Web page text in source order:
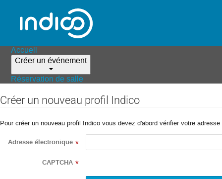
Accueil
Créer un événement
Réservation de salle
Créer un nouveau profil Indico
Pour créer un nouveau profil Indico vous devez d'abord vérifier votre
Adresse électronique *
CAPTCHA *